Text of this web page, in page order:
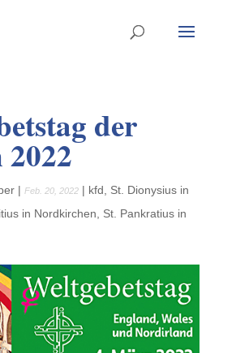
der
| Feb. 20, 2022| kfd
St. Dionysius in
in Nordkirchen
St. Pankratius in